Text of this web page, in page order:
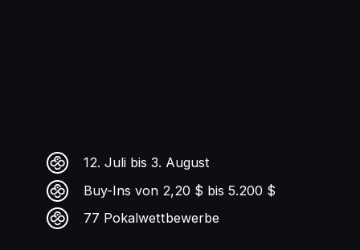
12. Juli bis 3. August
Buy-Ins von 2,20 $ bis 5.200 $
77 Pokalwettbewerbe